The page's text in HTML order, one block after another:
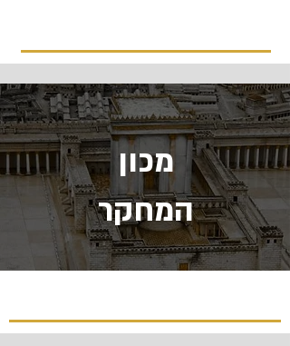
מכון
המחקר